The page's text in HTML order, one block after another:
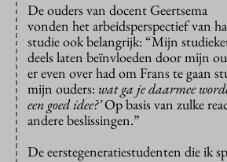
De ouders van docent Geertsema
vonden het arbeidsperspectief van
studie ook belangrijk: “Mijn
deels laten beïnvloeden door mijn
er even over had om Frans te gaan
mijn ouders: wat ga je daarmee
een goed idee?’Op basis van zulke
andere beslissingen.”
De eerstegeneratiestudenten die ik